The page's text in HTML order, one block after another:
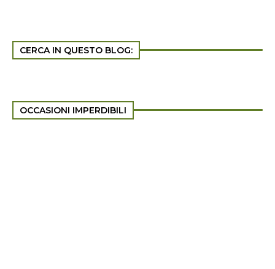
CERCA IN QUESTO BLOG:
OCCASIONI IMPERDIBILI